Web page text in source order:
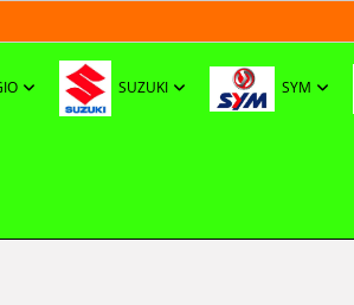
SUZUKI SYM